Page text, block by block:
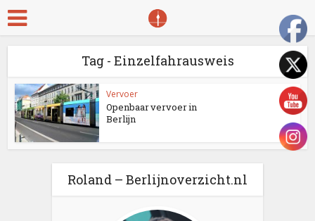
Tag - Einzelfahrausweis
Vervoer
Openbaar vervoer in
Berlijn
Roland – Berlijnoverzicht.nl